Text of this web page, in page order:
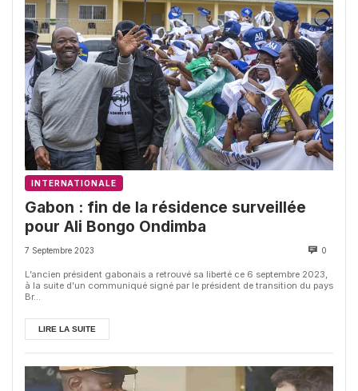
INTERNATIONALE
Gabon : fin de la résidence surveillée
pour Ali Bongo Ondimba
7 Septembre 2023 0
L’ancien président gabonais a retrouvé sa liberté ce 6 septembre 2023,
à la suite d’un communiqué signé par le président de transition du pays
Br...
LIRE LA SUITE